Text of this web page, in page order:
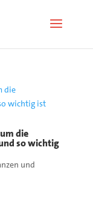
die
so wichtig
und